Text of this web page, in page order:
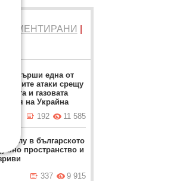
КОМЕНТИРАНИ
извърши една от
атаки срещу
и газовата
на Украйна
11 585
192
нахлу в българското
пространство и
9 915
337